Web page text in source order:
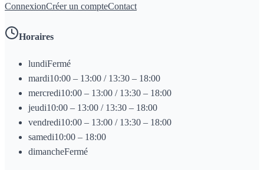
ConnexionCréer un compteContact
Horaires
lundiFermé
mardi10:00 – 13:00 / 13:30 – 18:00
mercredi10:00 – 13:00 / 13:30 – 18:00
jeudi10:00 – 13:00 / 13:30 – 18:00
vendredi10:00 – 13:00 / 13:30 – 18:00
samedi10:00 – 18:00
dimancheFermé